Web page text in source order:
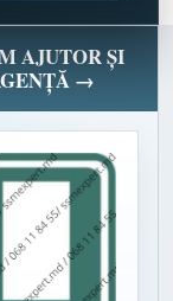
AJUTOR ȘI
→